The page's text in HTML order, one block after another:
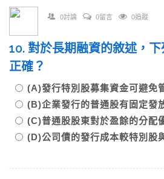
0討論 0留言 0追蹤
10. 對於長期融資的敘述，
正確？
(A)發行特別股募集資金可避免
(B)企業發行的普通股有固定發
(C)普通股股東對於盈餘的分配
(D)公司債的發行成本較特別股